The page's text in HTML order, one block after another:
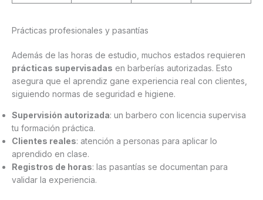
Prácticas profesionales y pasantías
Además de las horas de estudio, muchos estados requieren
prácticas supervisadas en barberías autorizadas. Esto
asegura que el aprendiz gane experiencia real con clientes,
siguiendo normas de seguridad e higiene.
Supervisión autorizada: un barbero con licencia supervisa
tu formación práctica.
Clientes reales: atención a personas para aplicar lo
aprendido en clase.
Registros de horas: las pasantías se documentan para
validar la experiencia.